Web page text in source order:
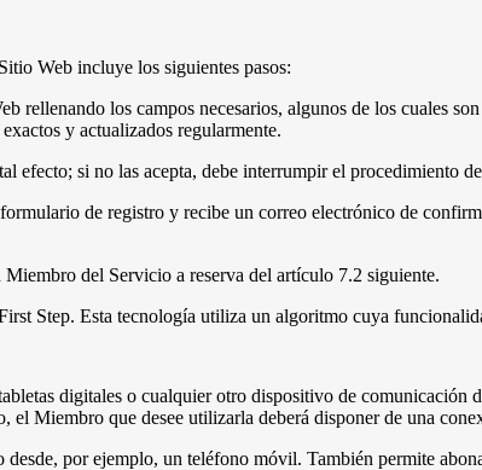
Web incluye los siguientes pasos:
rellenando los campos necesarios, algunos de los cuales
y actualizados regularmente.
efecto; si no las acepta, debe interrumpir el procedimiento
de registro y recibe un correo electrónico de
del Servicio a reserva del artículo 7.2 siguiente.
Step. Esta tecnología utiliza un algoritmo cuya
digitales o cualquier otro dispositivo de comunicación
Miembro que desee utilizarla deberá disponer de una
por ejemplo, un teléfono móvil. También permite